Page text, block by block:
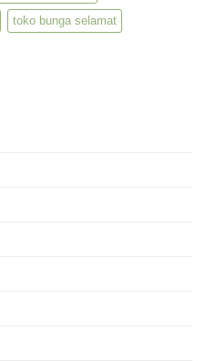
toko bunga selamat